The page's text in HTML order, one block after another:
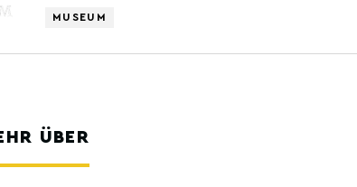
MUSEUM
ÜBER